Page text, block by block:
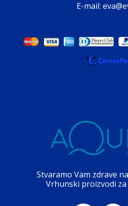
E-mail:
Stvaramo Vam zdrave
Vrhunski proizvodi